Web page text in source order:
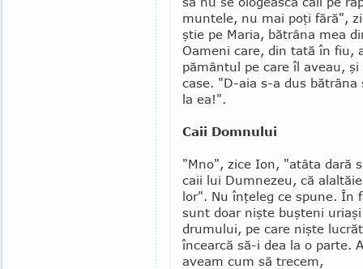
muntele, nu mai poţi fără",
ştie pe Maria, bătrâna mea
Oameni care, din tată în fiu,
pământul pe care îl aveau,
case. "D-aia s-a dus
la ea!".
Caii Domnului
"Mno", zice Ion, "atâta dară
caii lui Dumnezeu, că
lor". Nu înţeleg ce spune. În
sunt doar nişte buşteni
drumului, pe care nişte
în­cearcă să-i dea la o parte.
aveam cum să trecem,